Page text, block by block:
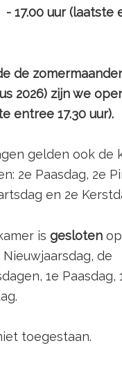
- 17.00 uur (laatste
de
2026) zijn we
entree 17.30 uur).
gelden ook de
2e Paasdag, 2e
en 2e
isgesloten
Nieuwjaarsdag, de
1e Paasdag,
toegestaan.